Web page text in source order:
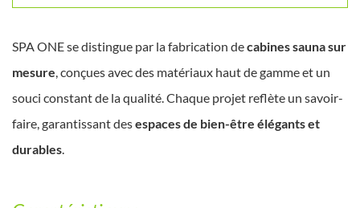
SPA ONE se distingue par la fabrication decabines sauna sur
mesure, conçues avec des matériaux haut de gamme et un
souci constant de la qualité. Chaque projet reflète un savoir-
faire, garantissant desespaces de bien-être élégants et
durables.